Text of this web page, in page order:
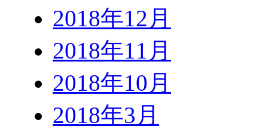
2018年12月
2018年11月
2018年10月
2018年3月